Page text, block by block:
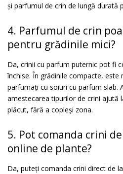
și parfumul de crin de lungă durată
4. Parfumul de crin
pentru grădinile mici?
Da, crinii cu parfum puternic pot fi
închise. În grădinile compacte, este
parfumați cu soiuri cu parfum slab.
amestecarea tipurilor de crini ajută
plăcut, fără a copleși zona.
5. Pot comanda crini
online de plante?
Da, puteți comanda crini direct de